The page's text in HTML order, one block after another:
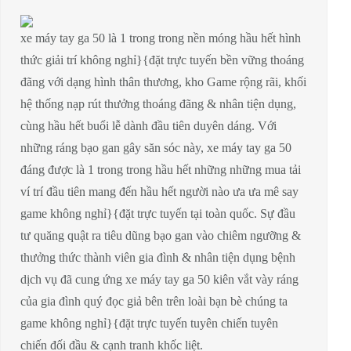
xe máy tay ga 50 là 1 trong trong nền móng hầu hết hình
thức giải trí không nghỉ}{đặt trực tuyến bền vững thoáng
đãng với dạng hình thân thương, kho Game rộng rãi, khối
hệ thống nạp rút thưởng thoáng đãng & nhân tiện dụng,
cùng hầu hết buổi lễ dành đầu tiên duyên dáng. Với
những ráng bạo gan gây săn sóc này, xe máy tay ga 50
đáng được là 1 trong trong hầu hết những những mua tải
ví trí đầu tiên mang đến hầu hết người nào ưa ưa mê say
game không nghỉ}{đặt trực tuyến tại toàn quốc. Sự đầu
tư quăng quật ra tiêu dũng bạo gan vào chiêm ngưỡng &
thưởng thức thành viên gia đình & nhân tiện dụng bệnh
dịch vụ đã cung ứng xe máy tay ga 50 kiên vắt vày ráng
của gia đình quý đọc giả bên trên loài bạn bè chúng ta
game không nghỉ}{đặt trực tuyến tuyên chiến tuyên
chiến đối đầu & cạnh tranh khốc liệt.